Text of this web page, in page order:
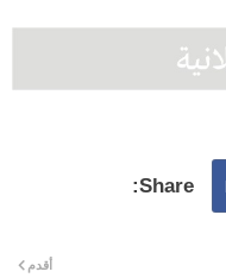
أقدم